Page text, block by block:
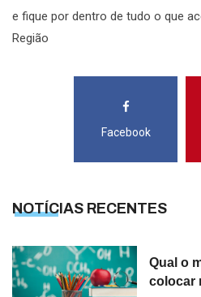
e fique por dentro de tudo o que
Região
Facebook
NOTÍCIAS RECENTES
Qual o
colocar